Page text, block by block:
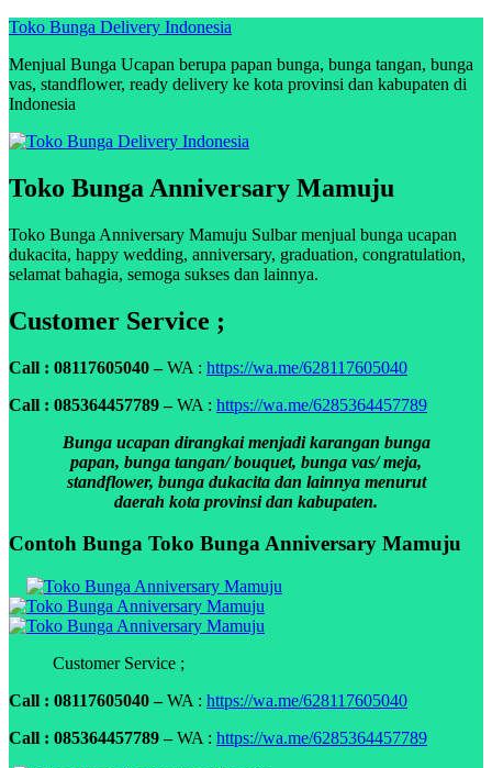
Skip
content
Toko Bunga Delivery Indonesia
Menjual Bunga Ucapan berupa papan bunga, bunga tangan, bunga
vas, standflower, ready delivery ke kota provinsi dan kabupaten di
Indonesia
Toko Bunga Anniversary Mamuju
Toko Bunga Anniversary Mamuju Sulbar menjual bunga ucapan
dukacita, happy wedding, anniversary, graduation, congratulation,
selamat bahagia, semoga sukses dan lainnya.
Customer Service ;
Call : 08117605040 –WA : https://wa.me/628117605040
Call : 085364457789 –WA : https://wa.me/6285364457789
Bunga ucapan dirangkai menjadi karangan bunga
papan, bunga tangan/ bouquet, bunga vas/ meja,
standflower, bunga dukacita dan lainnya menurut
daerah kota provinsi dan kabupaten.
Contoh Bunga Toko Bunga Anniversary Mamuju
Customer Service ;
Call : 08117605040 –WA : https://wa.me/628117605040
Call : 085364457789 –WA : https://wa.me/6285364457789